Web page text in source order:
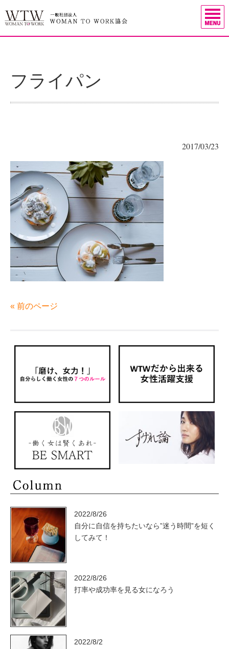
フライパン
2017/03/23
« 前のページ
2022/8/26
自分に自信を持ちたいなら”迷う時間”を短く
してみて！
2022/8/26
打率や成功率を見る女になろう
2022/8/2